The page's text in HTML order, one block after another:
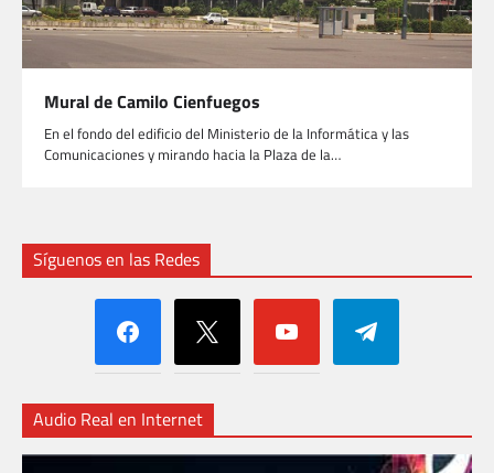
Mural de Camilo Cienfuegos
En el fondo del edificio del Ministerio de la Informática y las
Comunicaciones y mirando hacia la Plaza de la…
Síguenos en las Redes
facebook x youtube telegram
Audio Real en Internet